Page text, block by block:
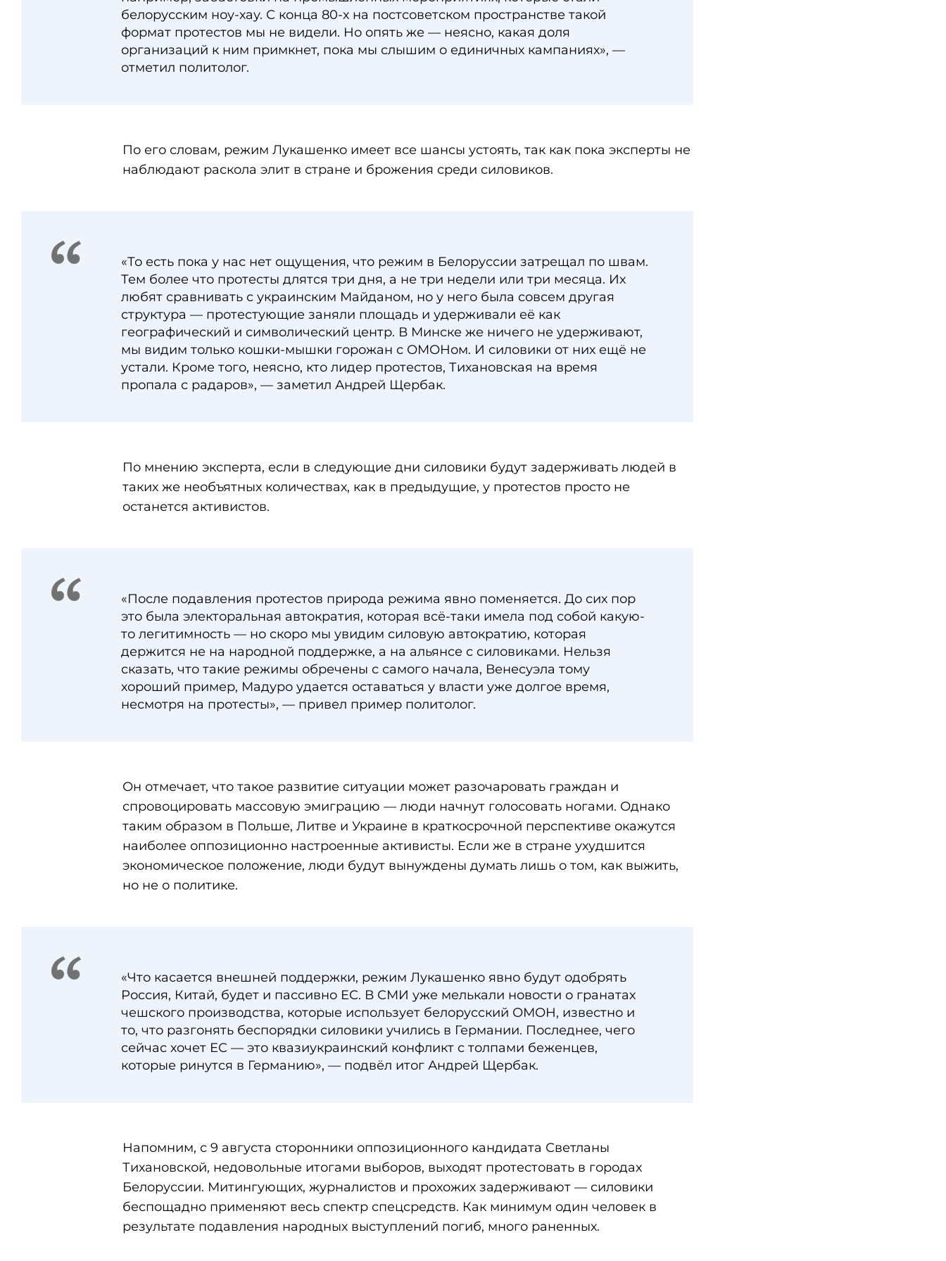
белорусским ноу-хау. С конца 80-х на постсоветском пространстве такой
формат протестов мы не видели. Но опять же — неясно, какая доля
организаций к ним примкнет, пока мы слышим о единичных кампаниях», —
отметил политолог.
По его словам, режим Лукашенко имеет все шансы устоять, так как пока эксперты не
наблюдают раскола элит в стране и брожения среди силовиков.
«То есть пока у нас нет ощущения, что режим в Белоруссии затрещал по швам.
Тем более что протесты длятся три дня, а не три недели или три месяца. Их
любят сравнивать с украинским Майданом, но у него была совсем другая
структура — протестующие заняли площадь и удерживали её как
географический и символический центр. В Минске же ничего не удерживают,
мы видим только кошки-мышки горожан с ОМОНом. И силовики от них ещё не
устали. Кроме того, неясно, кто лидер протестов, Тихановская на время
пропала с радаров», — заметил Андрей Щербак.
По мнению эксперта, если в следующие дни силовики будут задерживать людей в
таких же необъятных количествах, как в предыдущие, у протестов просто не
останется активистов.
«После подавления протестов природа режима явно поменяется. До сих пор
это была электоральная автократия, которая всё-таки имела под собой какую-
то легитимность — но скоро мы увидим силовую автократию, которая
держится не на народной поддержке, а на альянсе с силовиками. Нельзя
сказать, что такие режимы обречены с самого начала, Венесуэла тому
хороший пример, Мадуро удается оставаться у власти уже долгое время,
несмотря на протесты», — привел пример политолог.
Он отмечает, что такое развитие ситуации может разочаровать граждан и
спровоцировать массовую эмиграцию — люди начнут голосовать ногами. Однако
таким образом в Польше, Литве и Украине в краткосрочной перспективе окажутся
наиболее оппозиционно настроенные активисты. Если же в стране ухудшится
экономическое положение, люди будут вынуждены думать лишь о том, как выжить,
но не о политике.
«Что касается внешней поддержки, режим Лукашенко явно будут одобрять
Россия, Китай, будет и пассивно ЕС. В СМИ уже мелькали новости о гранатах
чешского производства, которые использует белорусский ОМОН, известно и
то, что разгонять беспорядки силовики учились в Германии. Последнее, чего
сейчас хочет ЕС — это квазиукраинский конфликт с толпами беженцев,
которые ринутся в Германию», — подвёл итог Андрей Щербак.
Напомним, с 9 августа сторонники оппозиционного кандидата Светланы
Тихановской, недовольные итогами выборов, выходят протестовать в городах
Белоруссии. Митингующих, журналистов и прохожих задерживают — силовики
беспощадно применяют весь спектр спецсредств. Как минимум один человек в
результате подавления народных выступлений погиб, много раненных.